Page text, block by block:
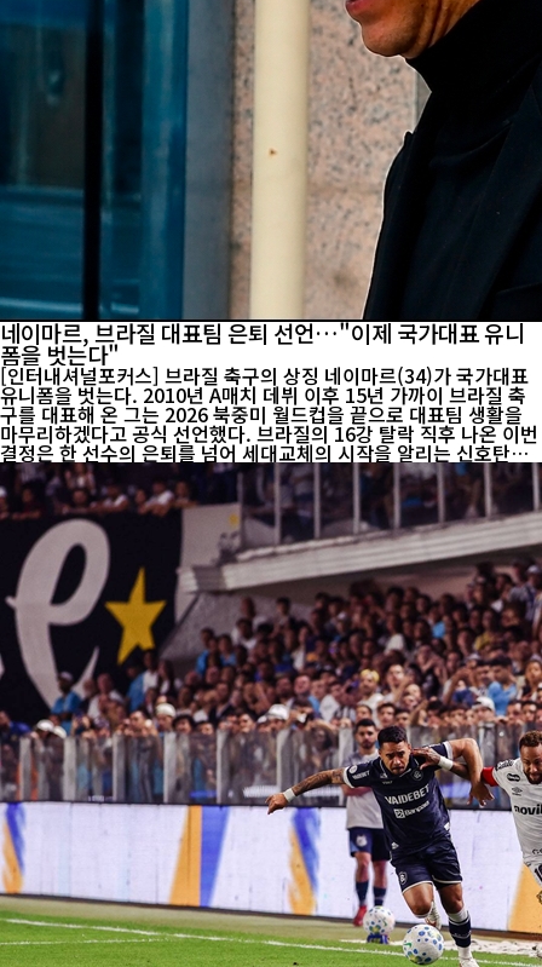
네이마르, 브라질 대표팀 은퇴 선언…"이제 국가대표 유니
폼을 벗는다"
[인터내셔널포커스] 브라질 축구의 상징 네이마르(34)가 국가대표
유니폼을 벗는다. 2010년 A매치 데뷔 이후 15년 가까이 브라질 축
구를 대표해 온 그는 2026 북중미 월드컵을 끝으로 대표팀 생활을
마무리하겠다고 공식 선언했다. 브라질의 16강 탈락 직후 나온 이번
결정은 한 선수의 은퇴를 넘어 세대교체의 시작을 알리는 신호탄으
로 평가된다. 네이마르는 최근 소속팀 산투스의 코파 수다메리카나
경기 후 "브라질 대표팀에서의 시간은 끝났다. 국가를 위해 모든 것
을 바쳤고 후회는 없다. 이제는 대표팀을 떠날 때가 됐다"고 밝혔다.
그는 약 3년 만에 대표팀에 복귀해 월드컵 명단에 포함됐지만 두 경
기에서 총 37분만 뛰었다. 노르웨이와의 16강전에서는 페널티킥으
로 한 골을 넣었지만 브라질은 1-2로 패하며 조기 탈락했고, 경기 직
후 눈물을 흘리며 "최선을 다했다. 이제는 끝이다"라고 말했다. 네이
마르는 브라질 축...